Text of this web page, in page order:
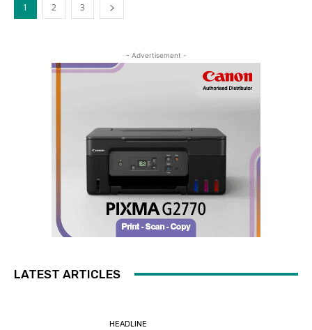
1 2 3
- Advertisement -
LATEST ARTICLES
HEADLINE